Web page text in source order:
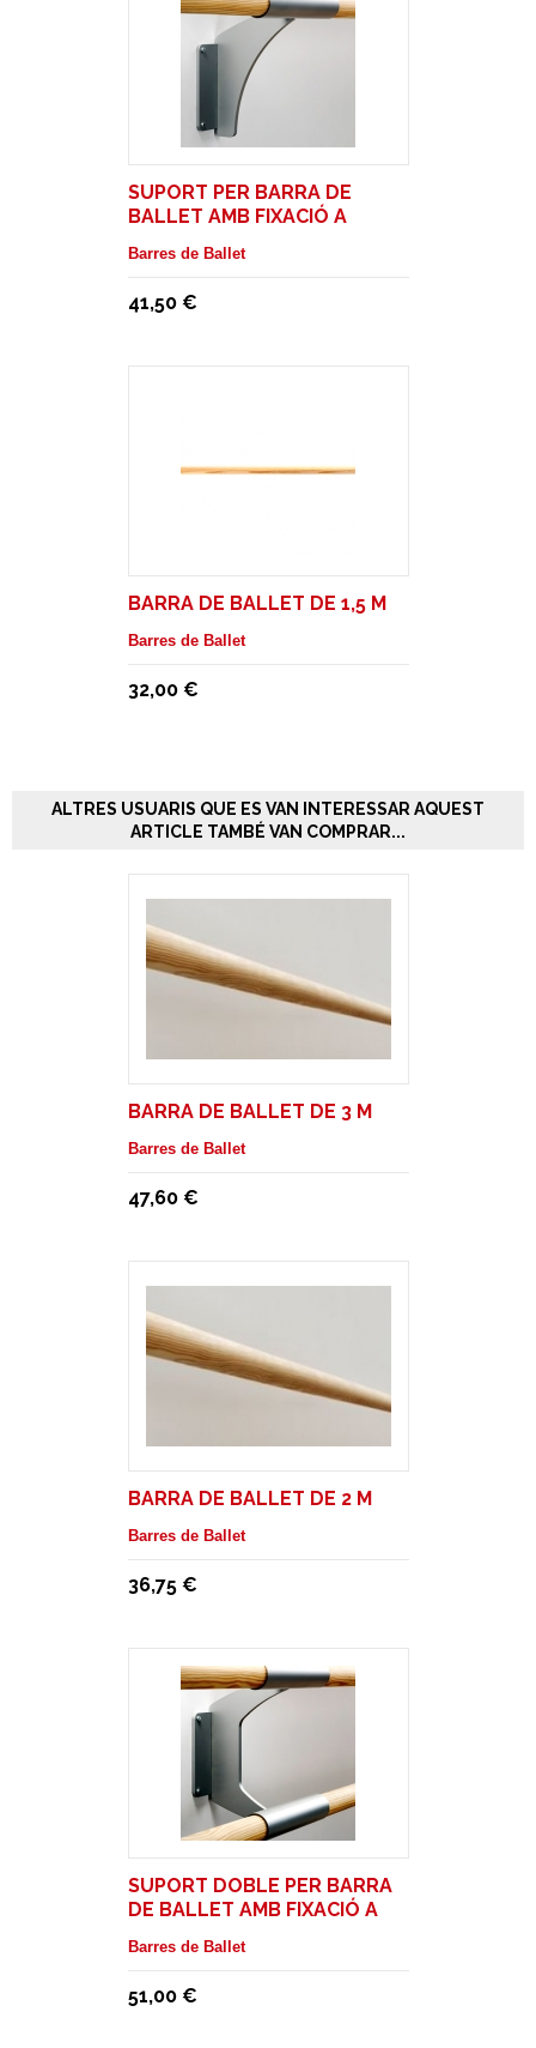
SUPORT PER BARRA DE
BALLET AMB FIXACIÓ A
Barres de Ballet
41,50 €
BARRA DE BALLET DE 1,5 M
Barres de Ballet
32,00 €
ALTRES USUARIS QUE ES VAN INTERESSAR AQUEST
ARTICLE TAMBÉ VAN COMPRAR...
BARRA DE BALLET DE 3 M
Barres de Ballet
47,60 €
BARRA DE BALLET DE 2 M
Barres de Ballet
36,75 €
SUPORT DOBLE PER BARRA
DE BALLET AMB FIXACIÓ A
Barres de Ballet
51,00 €